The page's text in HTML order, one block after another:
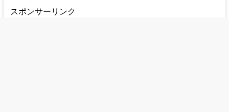
スポンサーリンク